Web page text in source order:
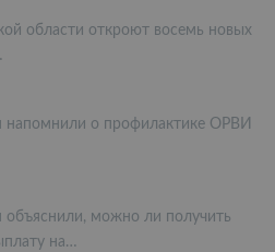
области откроют восемь новых
напомнили о профилактике ОРВИ
объяснили, можно ли получить
на…